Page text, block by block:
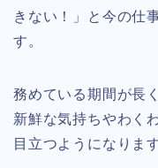
きない！」と今の仕
す。
務めている期間が長
新鮮な気持ちやわく
目立つようになります